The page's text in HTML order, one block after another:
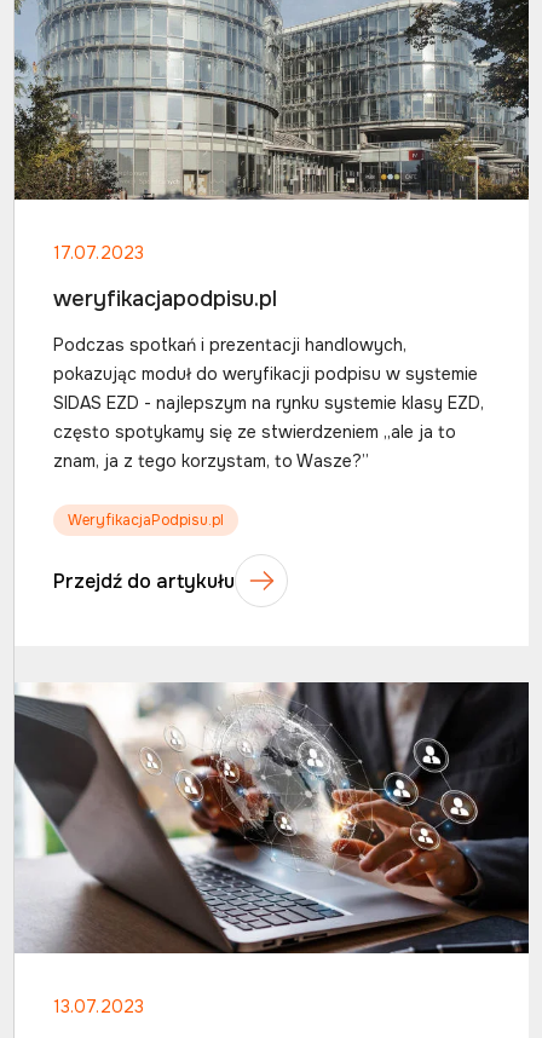
17.07.2023
weryfikacjapodpisu.pl
Podczas spotkań i prezentacji handlowych,
pokazując moduł do weryfikacji podpisu w systemie
SIDAS EZD - najlepszym na rynku systemie klasy EZD,
często spotykamy się ze stwierdzeniem „ale ja to
znam, ja z tego korzystam, to Wasze?”
WeryfikacjaPodpisu.pl
Przejdź do artykułu
13.07.2023